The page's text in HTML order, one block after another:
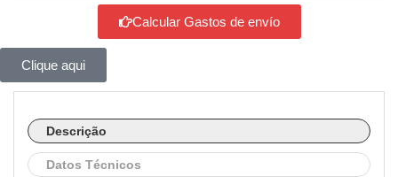
Calcular Gastos de envío
Clique aqui
Descrição
Datos Técnicos